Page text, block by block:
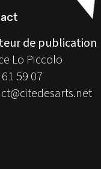
de publication
Lo Piccolo
59 07